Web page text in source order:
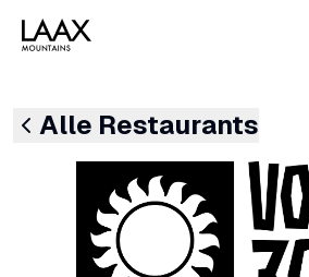
Alle Restaurants